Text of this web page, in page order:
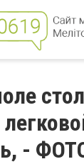
-